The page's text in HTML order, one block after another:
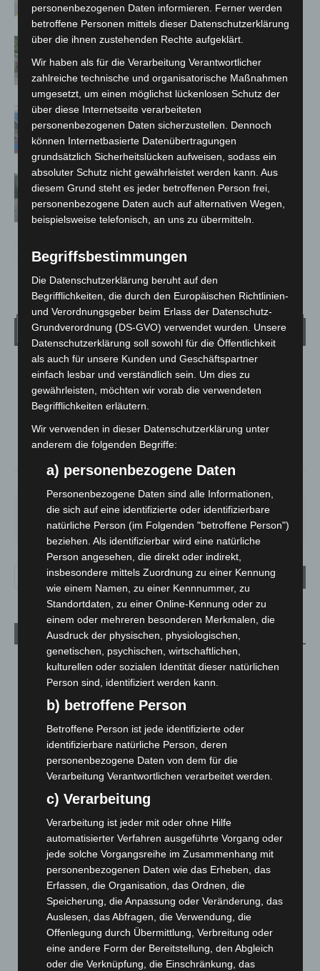
Region Hannover: 21 neue
Notfallsanitäter starten beim Roten
Kreuz
Mann läuft mit Hockeyschläger über
A7 – Polizei sucht Zeugen
Hannover: Polizei stoppt 166
Trunkenheitsfahrten bei
Großkontrolle
Wetter
LANGENHAGEN
Überwiegend Bewölkt
21°
FR.
21°
SA.
26°
SO.
32°
MO.
31°
DI.
23°
Aktuelle Beiträge
Niedersachsen: Feuerwehrkräfte kehren nach
Waldbrandeinsatz aus Spanien zurück
entdeckt
7. August 2026
Brand im „Haus der Begegnung“ in Neuwarmbüchen schnell
eingedämmt
Region Hannover: 21 neue Notfallsanitäter starten beim
Roten Kreuz
5. August 2026
Mann läuft mit Hockeyschläger über A7 – Polizei sucht
Zeugen
5. August 2026
Celle: Mensch stirbt bei Bagger-Unfall auf Baustelle
personenbezogenen Daten informieren. Ferner werden
betroffene Personen mittels dieser Datenschutzerklärung
über die ihnen zustehenden Rechte aufgeklärt.
Wir haben als für die Verarbeitung Verantwortlicher
zahlreiche technische und organisatorische Maßnahmen
umgesetzt, um einen möglichst lückenlosen Schutz der
über diese Internetseite verarbeiteten
personenbezogenen Daten sicherzustellen. Dennoch
können Internetbasierte Datenübertragungen
grundsätzlich Sicherheitslücken aufweisen, sodass ein
absoluter Schutz nicht gewährleistet werden kann. Aus
diesem Grund steht es jeder betroffenen Person frei,
personenbezogene Daten auch auf alternativen Wegen,
beispielsweise telefonisch, an uns zu übermitteln.
Begriffsbestimmungen
Die Datenschutzerklärung beruht auf den
Begrifflichkeiten, die durch den Europäischen Richtlinien-
und Verordnungsgeber beim Erlass der Datenschutz-
Grundverordnung (DS-GVO) verwendet wurden. Unsere
Datenschutzerklärung soll sowohl für die Öffentlichkeit
als auch für unsere Kunden und Geschäftspartner
einfach lesbar und verständlich sein. Um dies zu
gewährleisten, möchten wir vorab die verwendeten
Begrifflichkeiten erläutern.
Wir verwenden in dieser Datenschutzerklärung unter
anderem die folgenden Begriffe:
a) personenbezogene Daten
Personenbezogene Daten sind alle Informationen,
die sich auf eine identifizierte oder identifizierbare
natürliche Person (im Folgenden "betroffene Person")
beziehen. Als identifizierbar wird eine natürliche
Person angesehen, die direkt oder indirekt,
insbesondere mittels Zuordnung zu einer Kennung
wie einem Namen, zu einer Kennnummer, zu
Standortdaten, zu einer Online-Kennung oder zu
einem oder mehreren besonderen Merkmalen, die
Ausdruck der physischen, physiologischen,
genetischen, psychischen, wirtschaftlichen,
kulturellen oder sozialen Identität dieser natürlichen
Person sind, identifiziert werden kann.
b) betroffene Person
Betroffene Person ist jede identifizierte oder
identifizierbare natürliche Person, deren
personenbezogene Daten von dem für die
Verarbeitung Verantwortlichen verarbeitet werden.
c) Verarbeitung
Verarbeitung ist jeder mit oder ohne Hilfe
automatisierter Verfahren ausgeführte Vorgang oder
jede solche Vorgangsreihe im Zusammenhang mit
personenbezogenen Daten wie das Erheben, das
Erfassen, die Organisation, das Ordnen, die
Speicherung, die Anpassung oder Veränderung, das
Auslesen, das Abfragen, die Verwendung, die
Offenlegung durch Übermittlung, Verbreitung oder
eine andere Form der Bereitstellung, den Abgleich
oder die Verknüpfung, die Einschränkung, das